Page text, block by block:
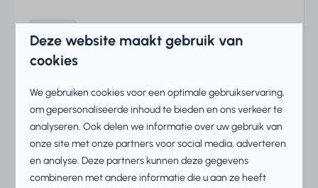
Angebote vom Resort Die Ruhe
Jasmina L.
Verbleef bij Beach Resort Makkum inStar - 4 personen
Deze website maakt gebruik van
cookies
We gebruiken cookies voor een optimale gebruikservaring,
om gepersonaliseerde inhoud te bieden en ons verkeer te
analyseren. Ook delen we informatie over uw gebruik van
onze site met onze partners voor social media, adverteren
en analyse. Deze partners kunnen deze gegevens
combineren met andere informatie die u aan ze heeft